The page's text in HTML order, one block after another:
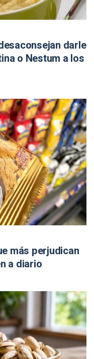
darle
o Nestum a los
más perjudican
a diario